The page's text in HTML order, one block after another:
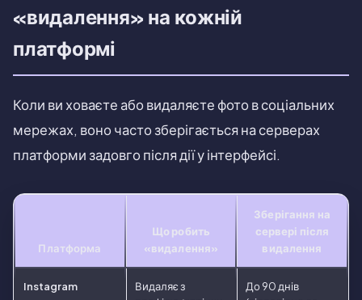
«видалення» на кожній
платформі
Коли ви ховаєте або видаляєте фото в соціальних
мережах, воно часто зберігається на серверах
платформи задовго після дії у інтерфейсі.
Платформа
Що робить
«видалення»
Зберігання на
сервері після
видалення
Instagram
Видаляє з
До 90 днів